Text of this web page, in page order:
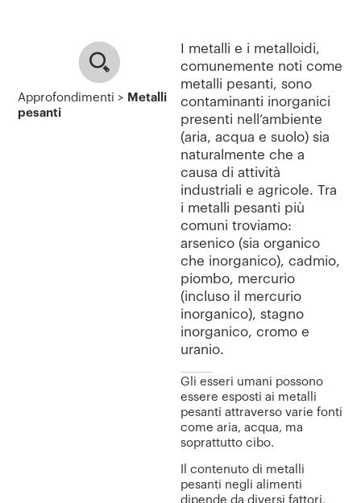
Approfondimenti > Metalli
pesanti
I metalli e i metalloidi,
comunemente noti come
metalli pesanti, sono
contaminanti inorganici
presenti nell’ambiente
(aria, acqua e suolo) sia
naturalmente che a
causa di attività
industriali e agricole. Tra
i metalli pesanti più
comuni troviamo:
arsenico (sia organico
che inorganico), cadmio,
piombo, mercurio
(incluso il mercurio
inorganico), stagno
inorganico, cromo e
uranio.
Gli esseri umani possono
essere esposti ai metalli
pesanti attraverso varie fonti
come aria, acqua, ma
soprattutto cibo.
Il contenuto di metalli
pesanti negli alimenti
dipende da diversi fattori,